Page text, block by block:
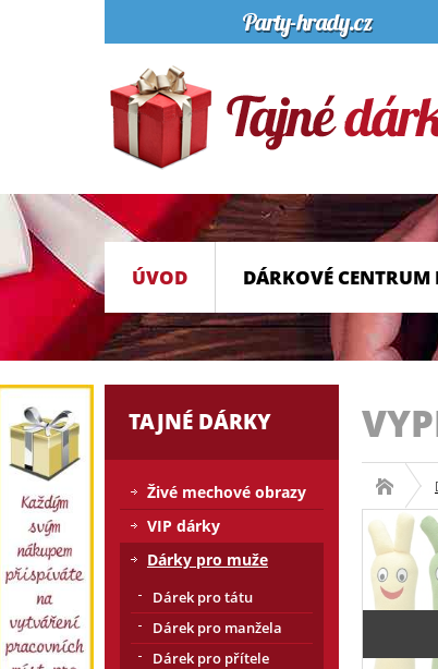
ÚVOD DÁRKOVÉ
TAJNÉ DÁRKY
Živé mechové obrazy
VIP dárky
Dárky pro muže
Dárek pro tátu
Dárek pro manžela
Dárek pro přítele